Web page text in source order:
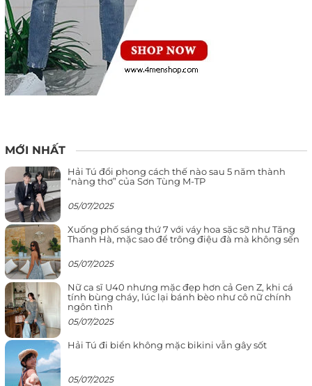
MỚI NHẤT
Hải Tú đổi phong cách thế nào sau 5 năm thành
“nàng thơ” của Sơn Tùng M-TP
05/07/2025
Xuống phố sáng thứ 7 với váy hoa sặc sỡ như Tăng
Thanh Hà, mặc sao để trông điệu đà mà không sến
05/07/2025
Nữ ca sĩ U40 nhưng mặc đẹp hơn cả Gen Z, khi cá
tính bùng cháy, lúc lại bánh bèo như cô nữ chính
ngôn tình
05/07/2025
Hải Tú đi biển không mặc bikini vẫn gây sốt
05/07/2025